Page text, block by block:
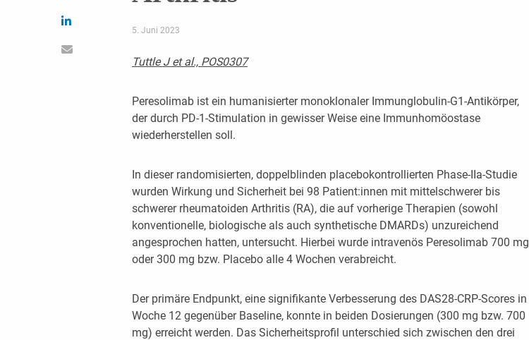
5. Juni 2023
Tuttle J et al., POS0307
Peresolimab ist ein humanisierter monoklonaler Immunglobulin-G1-Antikörper,
der durch PD-1-Stimulation in gewisser Weise eine Immunhomöostase
wiederherstellen soll.
In dieser randomisierten, doppelblinden placebokontrollierten Phase-IIa-Studie
wurden Wirkung und Sicherheit bei 98 Patient:innen mit mittelschwerer bis
schwerer rheumatoiden Arthritis (RA), die auf vorherige Therapien (sowohl
konventionelle, biologische als auch synthetische DMARDs) unzureichend
angesprochen hatten, untersucht. Hierbei wurde intravenös Peresolimab 700 mg
oder 300 mg bzw. Placebo alle 4 Wochen verabreicht.
Der primäre Endpunkt, eine signifikante Verbesserung des DAS28-CRP-Scores in
Woche 12 gegenüber Baseline, konnte in beiden Dosierungen (300 mg bzw. 700
mg) erreicht werden. Das Sicherheitsprofil unterschied sich zwischen den drei